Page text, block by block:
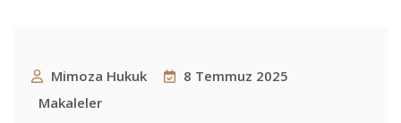
Mimoza Hukuk
8 Temmuz 2025
Makaleler